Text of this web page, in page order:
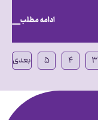
ادامه مطلب
۳ ۴ ۵ بعدی